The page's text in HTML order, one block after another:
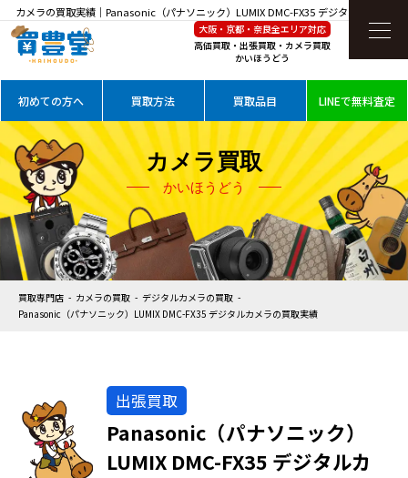
カメラの買取実績｜Panasonic（パナソニック）LUMIX DMC-FX35 デジタルカメラを高
価買取
大阪・京都・奈良全エリア対応
高価買取・出張買取・カメラ買取
かいほうどう
初めての方へ 買取方法 買取品目 LINEで無料査定
カメラ買取
かいほうどう
買取専門店 カメラの買取
デジタルカメラの買取
Panasonic（パナソニック）LUMIX DMC-FX35 デジタルカメラの買取実績
出張買取
Panasonic（パナソニック）
LUMIX DMC-FX35 デジタルカ